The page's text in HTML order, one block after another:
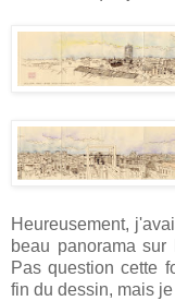
Heureusement,
beau panorama
Pas question cette
fin du dessin, mais